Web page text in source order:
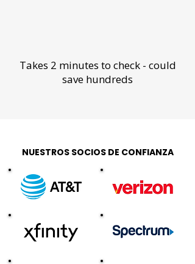
Takes 2 minutes to check - could
save hundreds
NUESTROS SOCIOS DE CONFIANZA